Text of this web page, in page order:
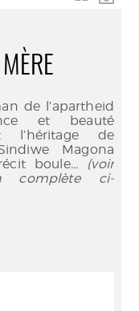
de l’apartheid
et beauté
l’héritage de
Magona
boule... (voir
complète ci-